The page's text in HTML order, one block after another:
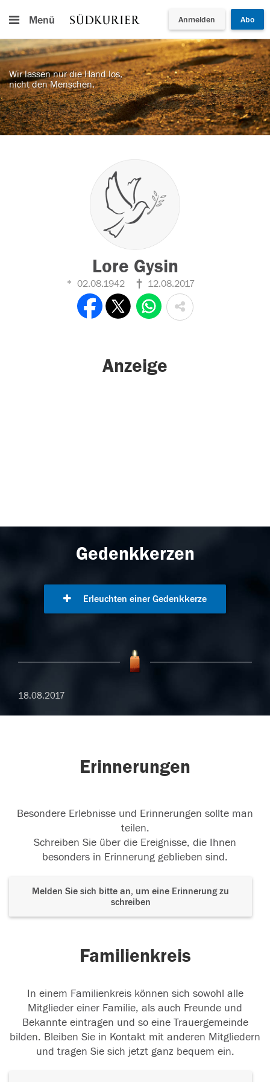
Menü Anmelden Abo
Wir lassen nur die Hand los,
nicht den Menschen.
Lore Gysin
02.08.1942 12.08.2017
Anzeige
Gedenkkerzen
Erleuchten einer Gedenkkerze
18.08.2017
Erinnerungen
Besondere Erlebnisse und Erinnerungen sollte man
teilen.
Schreiben Sie über die Ereignisse, die Ihnen
besonders in Erinnerung geblieben sind.
Melden Sie sich bitte an, um eine Erinnerung zu
schreiben
Familienkreis
In einem Familienkreis können sich sowohl alle
Mitglieder einer Familie, als auch Freunde und
Bekannte eintragen und so eine Trauergemeinde
bilden. Bleiben Sie in Kontakt mit anderen Mitgliedern
und tragen Sie sich jetzt ganz bequem ein.